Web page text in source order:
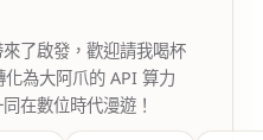
了啟發，歡迎請我喝杯
為大阿爪的 API 算力
在數位時代漫遊！